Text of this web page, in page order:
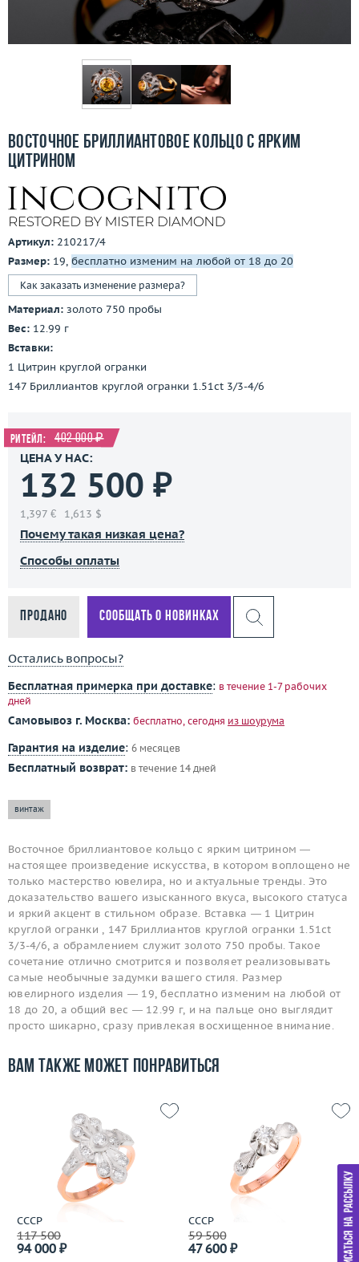
Бесплатная доставка
Покупка и оплата
Контакты
3D-тур по шоуруму
Восточное бриллиантовое кольцо с ярким
цитрином
Артикул: 210217/4
Размер: 19, бесплатно изменим на любой от 18 до 20
Как заказать изменение размера?
Материал: золото 750 пробы
Вес: 12.99 г
Вставки:
1 Цитрин круглой огранки
147 Бриллиантов круглой огранки 1.51ct 3/3-4/6
Ритейл: 402 000 ₽
ЦЕНА У НАС:
132 500 ₽
1,397 € 1,613 $
Почему такая низкая цена?
Способы оплаты
Продано Сообщать о новинках
Остались вопросы?
Бесплатная примерка при доставке: в течение 1-7 рабочих
дней
Самовывоз г. Москва: бесплатно, сегодня из шоурума
Гарантия на изделие: 6 месяцев
Бесплатный возврат: в течение 14 дней
винтаж
Восточное бриллиантовое кольцо с ярким цитрином —
настоящее произведение искусства, в котором воплощено не
только мастерство ювелира, но и актуальные тренды. Это
доказательство вашего изысканного вкуса, высокого статуса
и яркий акцент в стильном образе. Вставка — 1 Цитрин
круглой огранки , 147 Бриллиантов круглой огранки 1.51ct
3/3-4/6, а обрамлением служит золото 750 пробы. Такое
сочетание отлично смотрится и позволяет реализовывать
самые необычные задумки вашего стиля. Размер
ювелирного изделия — 19, бесплатно изменим на любой от
18 до 20, а общий вес — 12.99 г, и на пальце оно выглядит
просто шикарно, сразу привлекая восхищенное внимание.
Вам также может понравиться
СССР
117 500
94 000 ₽
СССР
59 500
47 600 ₽